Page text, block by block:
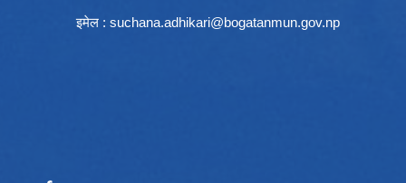
इमेल : suchana.adhikari@bogatanmun.gov.np